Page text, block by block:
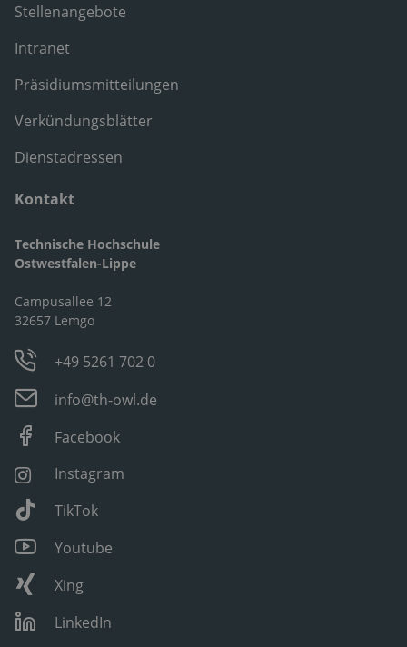
Stellenangebote
Intranet
Präsidiumsmitteilungen
Verkündungsblätter
Dienstadressen
Kontakt
Technische Hochschule
Ostwestfalen-Lippe
Campusallee 12
32657 Lemgo
+49 5261 702 0
info@th-owl.de
Facebook
Instagram
TikTok
Youtube
Xing
LinkedIn